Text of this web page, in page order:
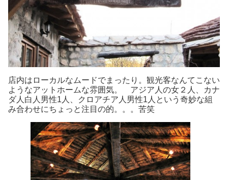
店内はローカルなムードでまったり。観光客なんてこない
ようなアットホームな雰囲気。 アジア人の女２人、カナ
ダ人白人男性1人、クロアチア人男性1人という奇妙な組
み合わせにちょっと注目の的。。。苦笑